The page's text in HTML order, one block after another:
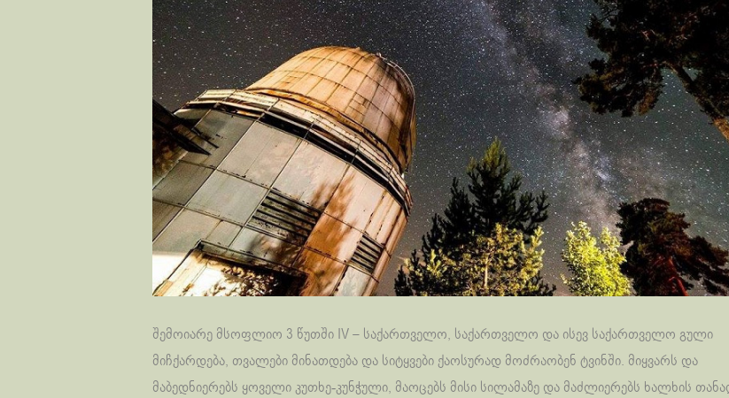
შემოიარე მსოფლიო 3 წუთში IV – საქართველო, საქართველო და ისევ საქართველო გული
მიჩქარდება, თვალები მინათდება და სიტყვები ქაოსურად მოძრაობენ ტვინში. მიყვარს და
მაბედნიერებს ყოველი კუთხე-კუნჭული, მაოცებს მისი სილამაზე და მაძლიერებს ხალხის